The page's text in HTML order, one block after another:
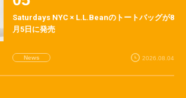
Saturdays NYC × L.L.Beanのトートバッグが8
月5日に発売
News 2026.08.04